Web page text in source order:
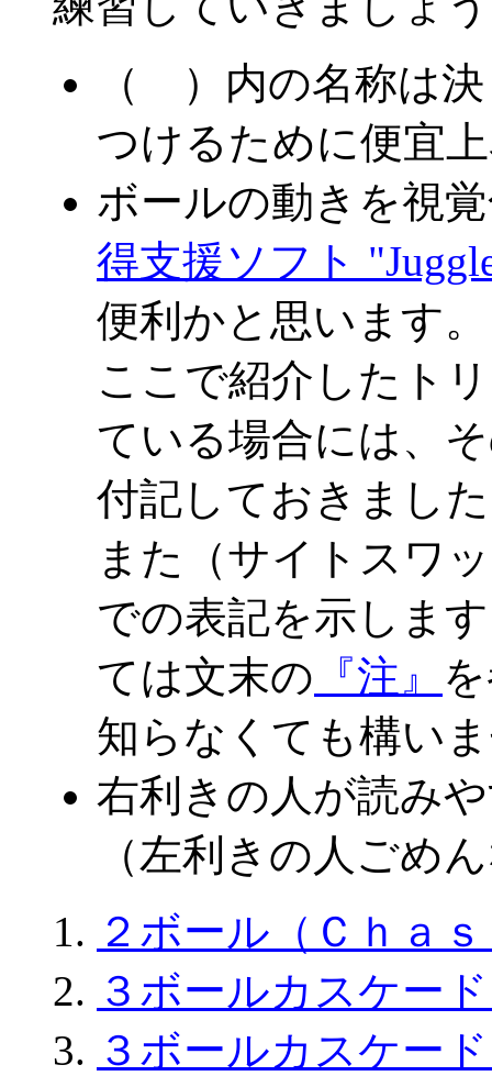
（ ）内の名称は
つけるために便宜
ボールの動きを視
得支援ソフト
便利かと思います。
ここで紹介したト
ている場合には、
付記しておきまし
また（サイトスワ
での表記を示しま
ては文末の 『注』
知らなくても構い
右利きの人が読み
（左利きの人ごめ
２ボール（Ｃｈａ
３ボールカスケー
３ボールカスケー